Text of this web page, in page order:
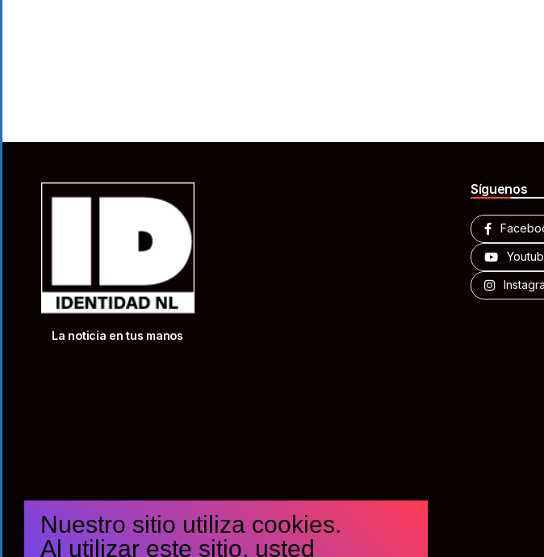
La noticia en tus manos
Síguenos
Nuestro sitio utiliza cookies.
Al utilizar este sitio, usted